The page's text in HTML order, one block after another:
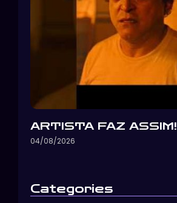
ARTISTA FAZ ASSIM!
04/08/2026
Categories